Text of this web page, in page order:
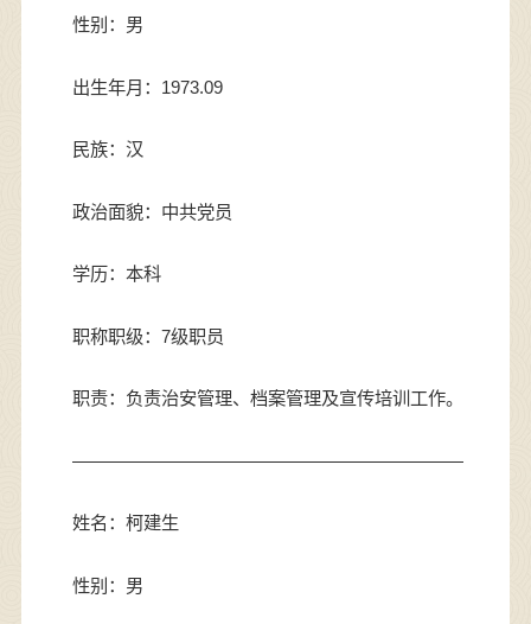
性别：男
出生年月：1973.09
民族：汉
政治面貌：中共党员
学历：本科
职称职级：7级职员
职责：负责治安管理、档案管理及宣传培训工作。
——————————————————————
姓名：柯建生
性别：男